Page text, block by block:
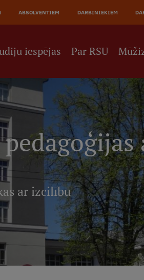
ABSOLVENTIEM DARBINIEKIEM
iespējas Par RSU
ar izcilību